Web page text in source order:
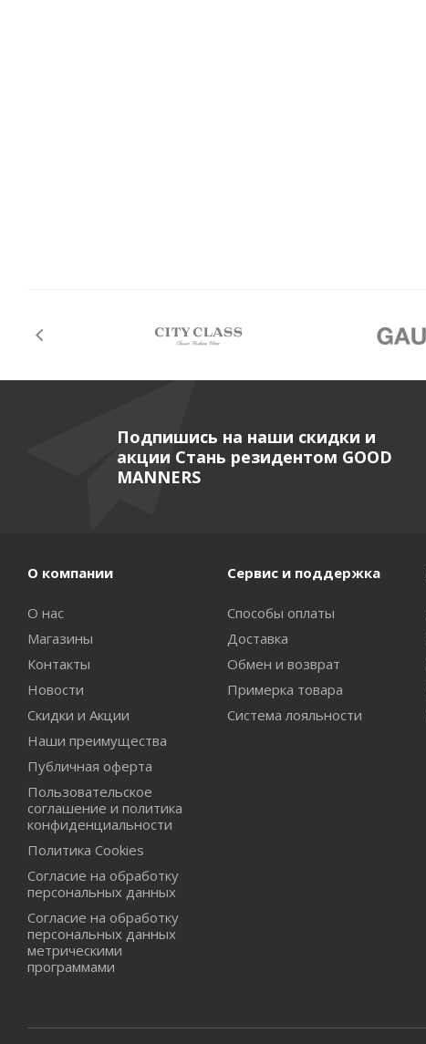
Подпишись на наши скидки и
акции Стань резидентом GOOD
MANNERS
О компании
О нас
Магазины
Контакты
Новости
Скидки и Акции
Наши преимущества
Публичная оферта
Пользовательское
соглашение и политика
конфиденциальности
Политика Cookies
Согласие на обработку
персональных данных
Согласие на обработку
персональных данных
метрическими
программами
Сервис и поддержка
Способы оплаты
Доставка
Обмен и возврат
Примерка товара
Система лояльности